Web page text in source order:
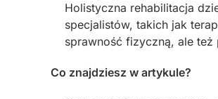
Holistyczna rehabilitacja
specjalistów, takich jak
sprawność fizyczną, ale też
Co znajdziesz w artykule?